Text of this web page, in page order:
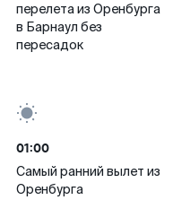
перелета из Оренбурга
в Барнаул без
пересадок
01:00
Самый ранний вылет из
Оренбурга